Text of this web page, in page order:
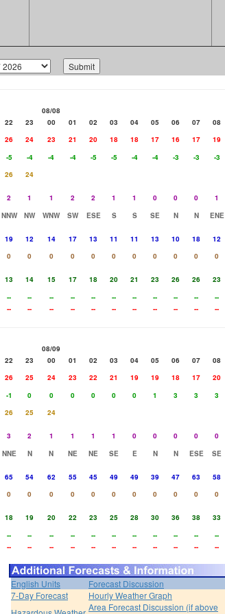
08/08
22 23 00 01 02 03 04 05 06 07 08
26 24 23 21 20 18 18 17 16 17 19
-5 -4 -4 -4 -5 -5 -4 -4 -3 -3 -3
26 24
2 1 1 2 2 1 1 0 0 0 1
NNW NW WNW SW ESE S S SE N N ENE
19 12 14 17 13 11 11 13 10 18 12
0 0 0 0 0 0 0 0 0 0 0
13 14 15 17 18 20 21 23 26 26 23
-- -- -- -- -- -- -- -- -- -- --
-- -- -- -- -- -- -- -- -- -- --
08/09
22 23 00 01 02 03 04 05 06 07 08
26 25 24 23 22 21 19 19 18 17 20
-1 0 0 0 0 0 0 1 3 3 3
26 25 24
3 2 1 1 1 1 0 0 0 0 0
NNE N N NE NE SE E N N ESE SE
65 54 62 55 45 49 49 39 47 63 58
0 0 0 0 0 0 0 0 0 0 0
18 19 20 22 23 25 28 30 36 38 33
-- -- -- -- -- -- -- -- -- -- --
-- -- -- -- -- -- -- -- -- -- --
English Units
Forecast Discussion
7-Day Forecast
Hourly Weather Graph
Area Forecast Discussion (if above